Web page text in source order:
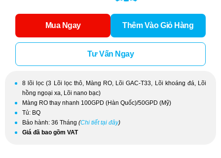
Mua Ngay Thêm Vào Giỏ Hàng
Tư Vấn Ngay
8 lõi lọc (3 Lõi lọc thô, Màng RO, Lõi GAC-T33, Lõi khoáng đá, Lõi
hồng ngoại xa, Lõi nano bạc)
Màng RO thay nhanh 100GPD (Hàn Quốc)/50GPD (Mỹ)
Tủ: BQ
Bảo hành: 36 Tháng (Chi tiết tại đây)
Giá đã bao gồm VAT